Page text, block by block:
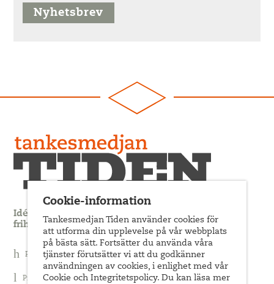
Nyhetsbrev
Idédebatt och analys som förnyar arbetarrörelsens
frihets- och jämlikhetssträvan
Prenumerera på nyhetsbrev
Prenumerera på Tiden Magasin
Cookie-information
Tankesmedjan Tiden använder cookies för
att utforma din upplevelse på vår webbplats
på bästa sätt. Fortsätter du använda våra
tjänster förutsätter vi att du godkänner
användningen av cookies, i enlighet med vår
Cookie och Integritetspolicy. Du kan läsa mer